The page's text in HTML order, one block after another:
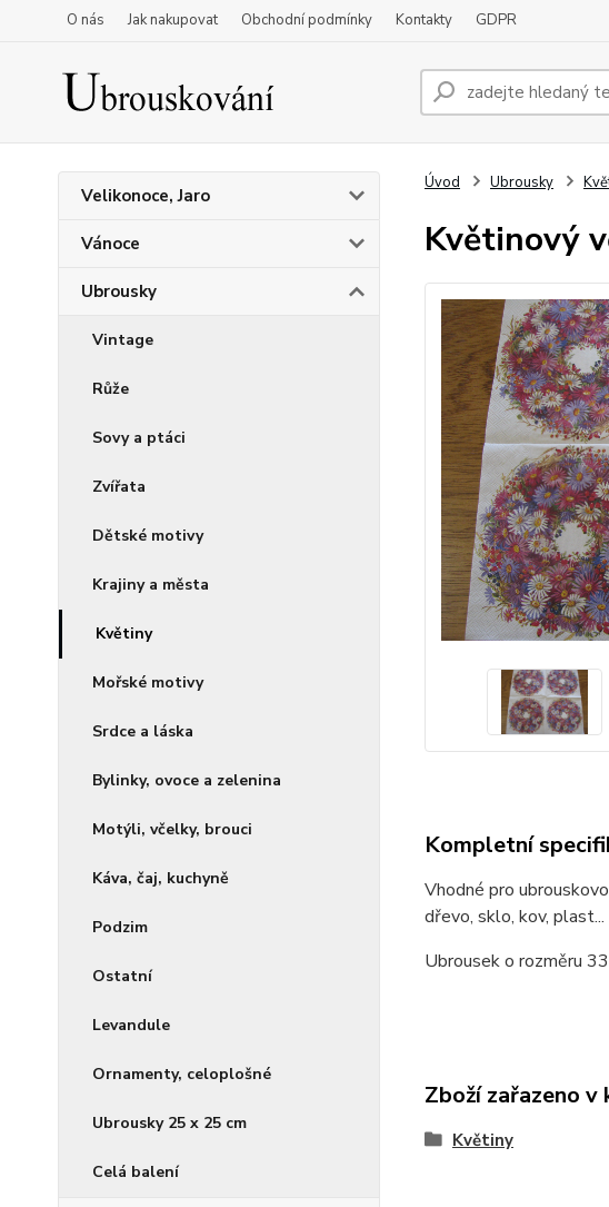
O nás Jak nakupovat Obchodní podmínky Kontakty GDPR
Velikonoce, Jaro
Vánoce
Ubrousky
Vintage
Růže
Sovy a ptáci
Zvířata
Dětské motivy
Krajiny a města
Květiny
Mořské motivy
Srdce a láska
Bylinky, ovoce a zelenina
Motýli, včelky, brouci
Káva, čaj, kuchyně
Podzim
Ostatní
Levandule
Ornamenty, celoplošné
Ubrousky 25 x 25 cm
Celá balení
Úvod Ubrousky
Květinový
Kompletní
Vhodné pro
dřevo, sklo, kov, plast...
Ubrousek o rozměru
Zboží zařazeno v
Květiny